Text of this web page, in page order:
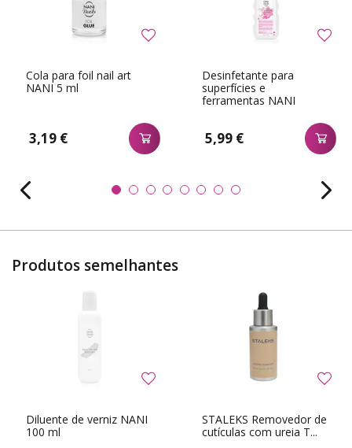
Cola para foil nail art
NANI 5 ml
3,19 €
Desinfetante para
superfícies e
ferramentas NANI
5,99 €
Produtos semelhantes
Diluente de verniz NANI
100 ml
STALEKS Removedor de
cutículas com ureia T...